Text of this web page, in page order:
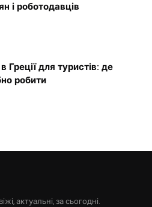
і роботодавців
для туристів: де
робити
актуальні, за сьогодні.